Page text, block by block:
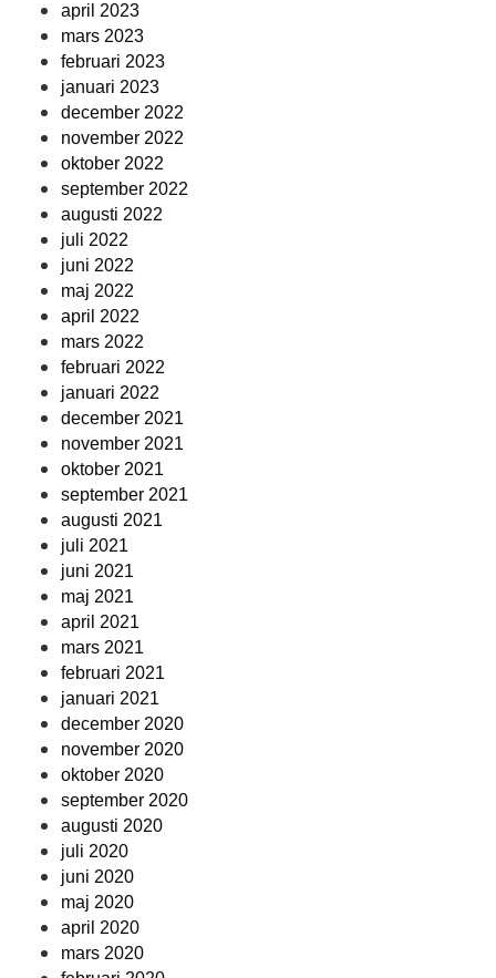
april 2023
mars 2023
februari 2023
januari 2023
december 2022
november 2022
oktober 2022
september 2022
augusti 2022
juli 2022
juni 2022
maj 2022
april 2022
mars 2022
februari 2022
januari 2022
december 2021
november 2021
oktober 2021
september 2021
augusti 2021
juli 2021
juni 2021
maj 2021
april 2021
mars 2021
februari 2021
januari 2021
december 2020
november 2020
oktober 2020
september 2020
augusti 2020
juli 2020
juni 2020
maj 2020
april 2020
mars 2020